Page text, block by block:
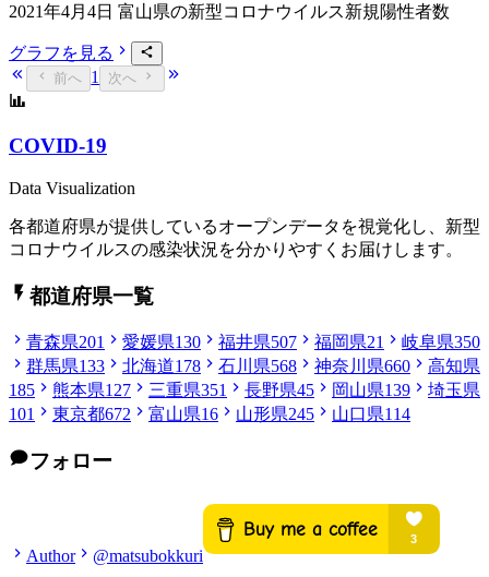
2021年4月4日 富山県の新型コロナウイルス新規陽性者数
グラフを見る
前へ 1 次へ
COVID-19
Data Visualization
各都道府県が提供しているオープンデータを視覚化し、新型
コロナウイルスの感染状況を分かりやすくお届けします。
都道府県一覧
青森県201 愛媛県130 福井県507 福岡県21 岐阜県350
群馬県133 北海道178 石川県568 神奈川県660
高知県
185
熊本県127 三重県351 長野県45 岡山県139
埼玉県
101
東京都672 富山県16 山形県245 山口県114
フォロー
Author @matsubokkuri